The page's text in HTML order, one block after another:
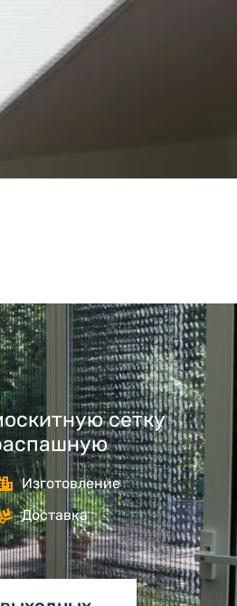
сетку
Изготовление
Доставка